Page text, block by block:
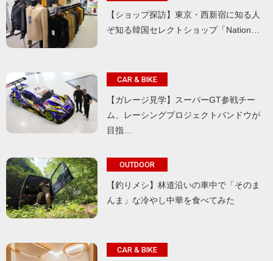
【ショップ探訪】東京・西新宿に知る人
ぞ知る韓国セレクトショップ「Nation…
CAR & BIKE
【ガレージ見学】スーパーGT参戦チー
ム、レーシングプロジェクトバンドウが
目指…
OUTDOOR
【釣りメシ】林道沿いの車中で「そのま
んま」な冷やし中華を食べてみた
CAR & BIKE